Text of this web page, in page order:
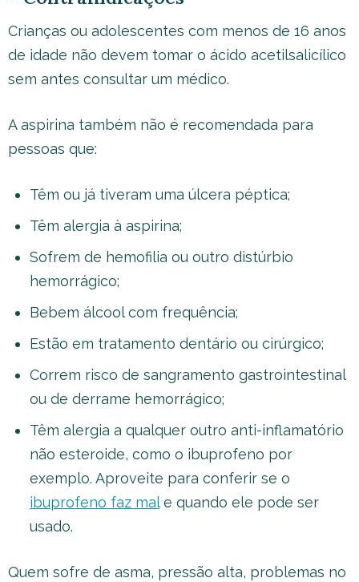
Crianças ou adolescentes com menos de 16 anos
de idade não devem tomar o ácido acetilsalicílico
sem antes consultar um médico.
A aspirina também não é recomendada para
pessoas que:
Têm ou já tiveram uma úlcera péptica;
Têm alergia à aspirina;
Sofrem de hemofilia ou outro distúrbio
hemorrágico;
Bebem álcool com frequência;
Estão em tratamento dentário ou cirúrgico;
Correm risco de sangramento gastrointestinal
ou de derrame hemorrágico;
Têm alergia a qualquer outro anti-inflamatório
não esteroide, como o ibuprofeno por
exemplo. Aproveite para conferir se o
ibuprofeno faz male quando ele pode ser
usado.
Quem sofre de asma, pressão alta, problemas no